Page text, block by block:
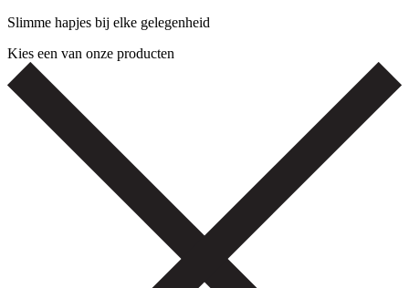
Slimme hapjes bij elke gelegenheid
Kies een van onze producten